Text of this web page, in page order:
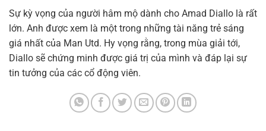
Sự kỳ vọng của người hâm mộ dành cho Amad Diallo là rất
lớn. Anh được xem là một trong những tài năng trẻ sáng
giá nhất của Man Utd. Hy vọng rằng, trong mùa giải tới,
Diallo sẽ chứng minh được giá trị của mình và đáp lại sự
tin tưởng của các cổ động viên.